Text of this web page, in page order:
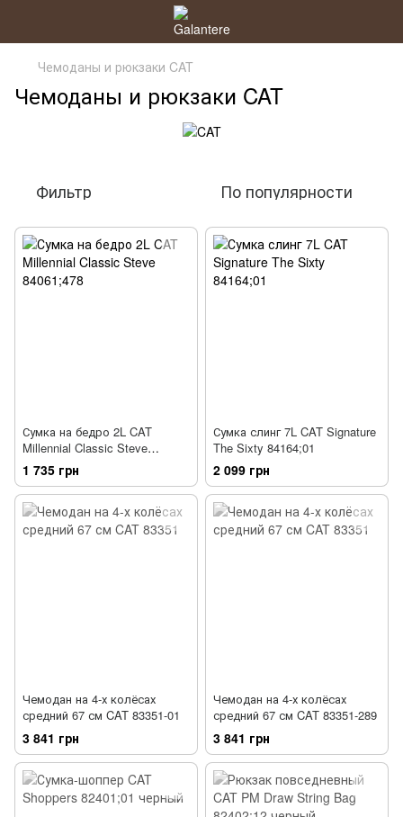
Чемоданы и рюкзаки CAT
Чемоданы и рюкзаки CAT
Фильтр По популярности
Сумка на бедро 2L CAT
Millennial Classic Steve
84061;504
1 735 грн
Сумка слинг 7L CAT Signature
The Sixty 84164;01
2 099 грн
Чемодан на 4-х колёсах
средний 67 см CAT 83351-01
3 841 грн
Чемодан на 4-х колёсах
средний 67 см CAT 83351-289
3 841 грн